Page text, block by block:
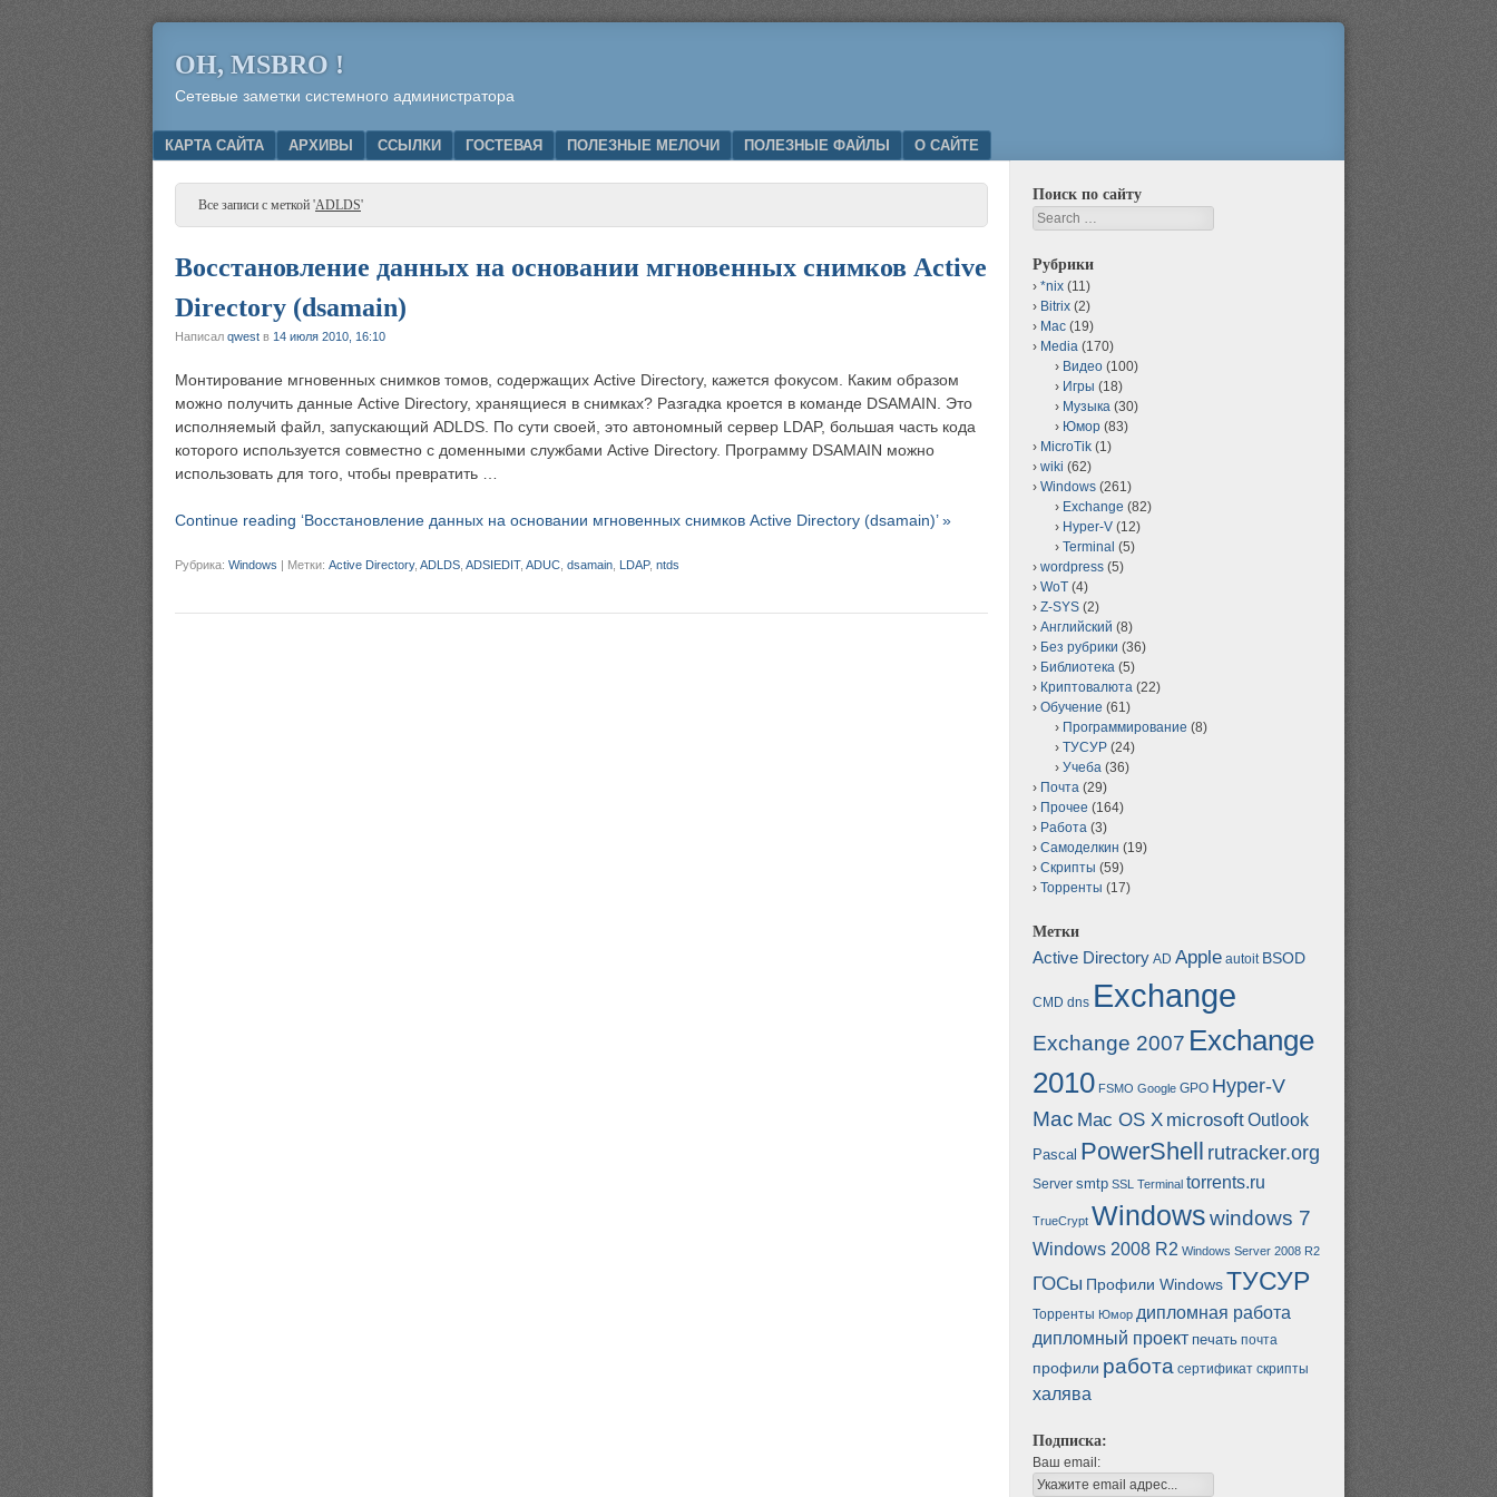
OH, MSBRO !
Сетевые заметки системного администратора
Menu
SKIP TO CONTENT
КАРТА САЙТА АРХИВЫ ССЫЛКИ ГОСТЕВАЯ ПОЛЕЗНЫЕ МЕЛОЧИ ПОЛЕЗНЫЕ ФАЙЛЫ О САЙТЕ
Все записи с меткой 'ADLDS'
Восстановление данных на основании мгновенных снимков Active
Directory (dsamain)
Написал qwest в 14 июля 2010, 16:10
Монтирование мгновенных снимков томов, содержащих Active Directory, кажется фокусом. Каким образом
можно получить данные Active Directory, хранящиеся в снимках? Разгадка кроется в команде DSAMAIN. Это
исполняемый файл, запускающий ADLDS. По сути своей, это автономный сервер LDAP, большая часть кода
которого используется совместно с доменными службами Active Directory. Программу DSAMAIN можно
использовать для того, чтобы превратить …
Continue reading ‘Восстановление данных на основании мгновенных снимков Active Directory (dsamain)’ »
Рубрика: Windows | Метки: Active Directory, ADLDS ADSIEDIT, ADUC dsamain LDAP, ntds
Поиск по сайту
Search
Рубрики
*nix (11)
Bitrix (2)
Mac (19)
Media (170)
Видео (100)
Игры (18)
Музыка (30)
Юмор (83)
MicroTik (1)
wiki (62)
Windows (261)
Exchange (82)
Hyper-V (12)
Terminal (5)
wordpress (5)
WoT (4)
Z-SYS (2)
Английский (8)
Без рубрики (36)
Библиотека (5)
Криптовалюта (22)
Обучение (61)
Программирование (8)
ТУСУР (24)
Учеба (36)
Почта (29)
Прочее (164)
Работа (3)
Самоделкин (19)
Скрипты (59)
Торренты (17)
Метки
Active Directory AD Apple autoit BSOD
CMD dns Exchange
Exchange 2007 Exchange
2010 FSMO Google GPO Hyper-V
Mac Mac OS X microsoftOutlook
Pascal PowerShell rutracker.org
Server smtp SSL Terminal torrents.ru
TrueCrypt Windowswindows 7
Windows 2008 R2 Windows Server 2008 R2
ГОСы Профили WindowsТУСУР
Торренты Юмор дипломная работа
дипломный проект печать почта
профили работа сертификат скрипты
халява
Подписка:
Ваш email: